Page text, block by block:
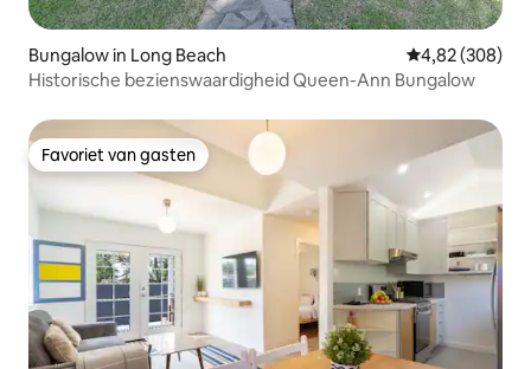
Bungalow in Long Beach Gemiddelde
4,82 (308)
Historische bezienswaardigheid Queen-Ann Bungalow
Favoriet van gasten
Favoriet van gasten